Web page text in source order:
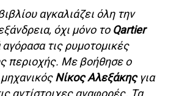
αγκαλιάζει όλη την
όχι μόνο το Qartier
τις ρυμοτομικές
περιοχής. Με βοήθησε ο
Νίκος Αλεξάκηςγια
αντίστοιχες αναφορές. Τα